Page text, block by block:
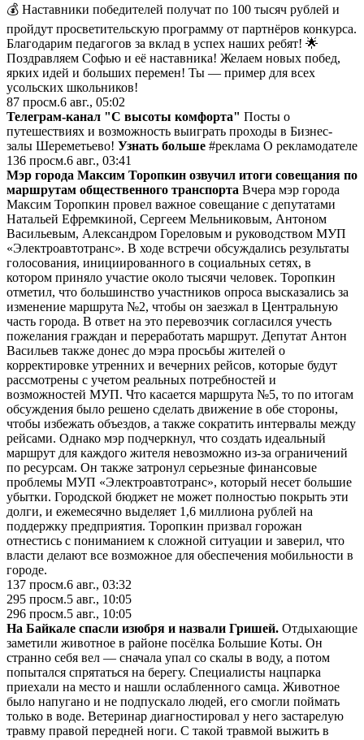
💰 Наставники победителей получат по 100 тысяч рублей и
пройдут просветительскую программу от партнёров конкурса.
Благодарим педагогов за вклад в успех наших ребят! 🌟
Поздравляем Софью и её наставника! Желаем новых побед,
ярких идей и больших перемен! Ты — пример для всех
усольских школьников!
87 просм.6 авг., 05:02
Телеграм-канал "С высоты комфорта" Посты о
путешествиях и возможность выиграть проходы в Бизнес-
залы Шереметьево! Узнать больше #реклама О рекламодателе
136 просм.6 авг., 03:41
Мэр города Максим Торопкин озвучил итоги совещания по
маршрутам общественного транспорта Вчера мэр города
Максим Торопкин провел важное совещание с депутатами
Натальей Ефремкиной, Сергеем Мельниковым, Антоном
Васильевым, Александром Гореловым и руководством МУП
«Электроавтотранс». В ходе встречи обсуждались результаты
голосования, инициированного в социальных сетях, в
котором приняло участие около тысячи человек. Торопкин
отметил, что большинство участников опроса высказались за
изменение маршрута №2, чтобы он заезжал в Центральную
часть города. В ответ на это перевозчик согласился учесть
пожелания граждан и переработать маршрут. Депутат Антон
Васильев также донес до мэра просьбы жителей о
корректировке утренних и вечерних рейсов, которые будут
рассмотрены с учетом реальных потребностей и
возможностей МУП. Что касается маршрута №5, то по итогам
обсуждения было решено сделать движение в обе стороны,
чтобы избежать объездов, а также сократить интервалы между
рейсами. Однако мэр подчеркнул, что создать идеальный
маршрут для каждого жителя невозможно из-за ограничений
по ресурсам. Он также затронул серьезные финансовые
проблемы МУП «Электроавтотранс», который несет большие
убытки. Городской бюджет не может полностью покрыть эти
долги, и ежемесячно выделяет 1,6 миллиона рублей на
поддержку предприятия. Торопкин призвал горожан
отнестись с пониманием к сложной ситуации и заверил, что
власти делают все возможное для обеспечения мобильности в
городе.
137 просм.6 авг., 03:32
295 просм.5 авг., 10:05
296 просм.5 авг., 10:05
На Байкале спасли изюбря и назвали Гришей. Отдыхающие
заметили животное в районе посёлка Большие Коты. Он
странно себя вел — сначала упал со скалы в воду, а потом
попытался спрятаться на берегу. Специалисты нацпарка
приехали на место и нашли ослабленного самца. Животное
было напугано и не подпускало людей, его смогли поймать
только в воде. Ветеринар диагностировал у него застарелую
травму правой передней ноги. С такой травмой выжить в